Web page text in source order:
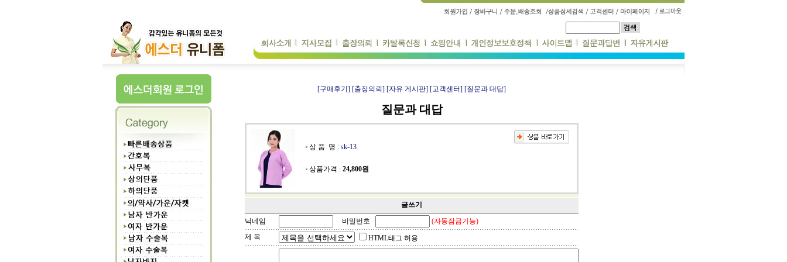
[구매후기] [출장의뢰] [자유 게시판] [고객센터] [질문과 대답]
질문과 대답
상 품 명 : sk-13
상품가격 : 24,800원
글쓰기
닉네임
비밀번호
(자동잠금기능)
제 목
HTML태그 허용